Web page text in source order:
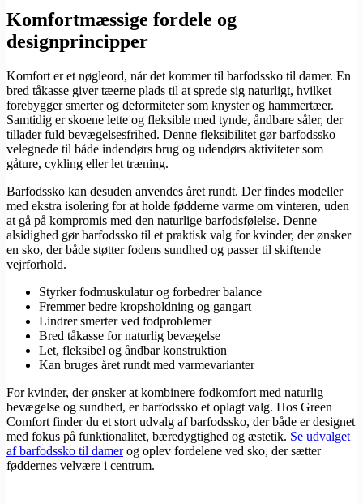
Komfortmæssige fordele og
designprincipper
Komfort er et nøgleord, når det kommer til barfodssko til damer. En
bred tåkasse giver tæerne plads til at sprede sig naturligt, hvilket
forebygger smerter og deformiteter som knyster og hammertæer.
Samtidig er skoene lette og fleksible med tynde, åndbare såler, der
tillader fuld bevægelsesfrihed. Denne fleksibilitet gør barfodssko
velegnede til både indendørs brug og udendørs aktiviteter som
gåture, cykling eller let træning.
Barfodssko kan desuden anvendes året rundt. Der findes modeller
med ekstra isolering for at holde fødderne varme om vinteren, uden
at gå på kompromis med den naturlige barfodsfølelse. Denne
alsidighed gør barfodssko til et praktisk valg for kvinder, der ønsker
en sko, der både støtter fodens sundhed og passer til skiftende
vejrforhold.
Styrker fodmuskulatur og forbedrer balance
Fremmer bedre kropsholdning og gangart
Lindrer smerter ved fodproblemer
Bred tåkasse for naturlig bevægelse
Let, fleksibel og åndbar konstruktion
Kan bruges året rundt med varmevarianter
For kvinder, der ønsker at kombinere fodkomfort med naturlig
bevægelse og sundhed, er barfodssko et oplagt valg. Hos Green
Comfort finder du et stort udvalg af barfodssko, der både er designet
med fokus på funktionalitet, bæredygtighed og æstetik. Se udvalget
af barfodssko til damerog oplev fordelene ved sko, der sætter
føddernes velvære i centrum.